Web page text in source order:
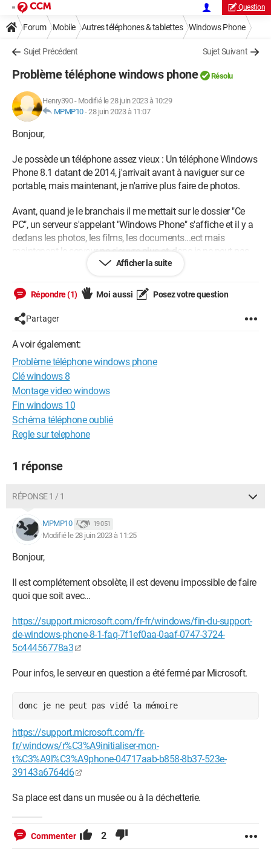
Question
Forum Mobile Autres téléphones & tablettes Windows Phone
Sujet Précédent Sujet Suivant
Problème téléphone windows phone Résolu
Henry390- Modifié le 28 juin 2023 à 10:29
MPMP10-28 juin 2023 à 11:07
Bonjour,
Je possède un téléphone assez vieux : Un téléphone Windows
Phone 8.1 datant de 2014, j'arrivait avant à naviguer sur ce
portable, mais maintenant, je n'arrive plus faire de photos.
Avant, quand je le branchais il me mettait sur le dossier "Ce
PC", un serveur s'appelant "Windows Phone" s'affiche et il y a
dedans les photos, les films, les documents...ect mais
maintenant le serveur ne s'ouvre plus et, donc je ne peut pas
vidé la mémoire (car je pense que c'est le problème de
Que faire ?
Merci d'avance !
Afficher la suite
Répondre (1) Moi aussi Posez votre question
Partager
A voir également:
Problème téléphone windows phone
Clé windows 8
Montage video windows
Fin windows 10
Schéma téléphone oublié
Regle sur telephone
1 réponse
RÉPONSE 1 / 1
MPMP10 19 051
Modifié le 28 juin 2023 à 11:25
Bonjour,
Il est complétement obsolète, il est devenu impossible de faire
quoi que soit avec…
https://support.microsoft.com/fr-fr/windows/fin-du-support-
de-windows-phone-8-1-faq-7f1ef0aa-0aaf-0747-3724-
5c44456778a3
Pour infos, le serveur en question a été fermé par Microsoft.
donc je ne peut pas vidé la mémoire
https://support.microsoft.com/fr-
fr/windows/r%C3%A9initialiser-mon-
t%C3%A9l%C3%A9phone-04717aab-b858-8b37-523e-
39143a6764d6
Sa place est dans un musée ou à la déchetterie.
Commenter 2